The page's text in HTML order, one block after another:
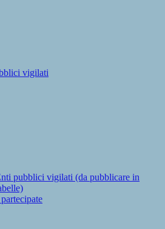
vigilati
pubblici vigilati (da pubblicare in